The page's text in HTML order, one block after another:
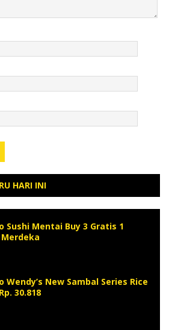
HARI INI
Sushi Mentai Buy 3 Gratis 1
Merdeka
Wendy’s New Sambal Series Rice
30.818